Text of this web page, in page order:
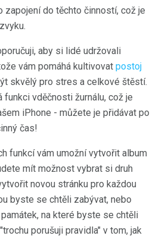
zapojení do těchto činností, což je
aby si lidé udržovali
vám pomáhá kultivovat postoj
skvělý pro stres a celkové štěstí.
funkci vděčnosti žurnálu, což je
iPhone - můžete je přidávat po
čas!
funkcí vám umožní vytvořit album
mít možnost vybrat si druh
novou stránku pro každou
byste se chtěli zabývat, nebo
na které byste se chtěli
porušuji pravidla" v tom, jak